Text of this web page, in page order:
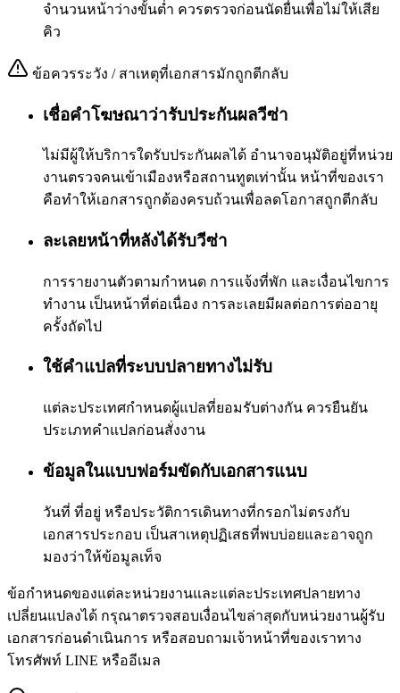
จำนวนหน้าว่างขั้นต่ำ ควรตรวจก่อนนัดยื่นเพื่อไม่ให้เสีย
คิว
ข้อควรระวัง / สาเหตุที่เอกสารมักถูกตีกลับ
เชื่อคำโฆษณาว่ารับประกันผลวีซ่า
ไม่มีผู้ให้บริการใดรับประกันผลได้ อำนาจอนุมัติอยู่ที่หน่วย
งานตรวจคนเข้าเมืองหรือสถานทูตเท่านั้น หน้าที่ของเรา
คือทำให้เอกสารถูกต้องครบถ้วนเพื่อลดโอกาสถูกตีกลับ
ละเลยหน้าที่หลังได้รับวีซ่า
การรายงานตัวตามกำหนด การแจ้งที่พัก และเงื่อนไขการ
ทำงาน เป็นหน้าที่ต่อเนื่อง การละเลยมีผลต่อการต่ออายุ
ครั้งถัดไป
ใช้คำแปลที่ระบบปลายทางไม่รับ
แต่ละประเทศกำหนดผู้แปลที่ยอมรับต่างกัน ควรยืนยัน
ประเภทคำแปลก่อนสั่งงาน
ข้อมูลในแบบฟอร์มขัดกับเอกสารแนบ
วันที่ ที่อยู่ หรือประวัติการเดินทางที่กรอกไม่ตรงกับ
เอกสารประกอบ เป็นสาเหตุปฏิเสธที่พบบ่อยและอาจถูก
มองว่าให้ข้อมูลเท็จ
ข้อกำหนดของแต่ละหน่วยงานและแต่ละประเทศปลายทาง
เปลี่ยนแปลงได้ กรุณาตรวจสอบเงื่อนไขล่าสุดกับหน่วยงานผู้รับ
เอกสารก่อนดำเนินการ หรือสอบถามเจ้าหน้าที่ของเราทาง
โทรศัพท์ LINE หรืออีเมล